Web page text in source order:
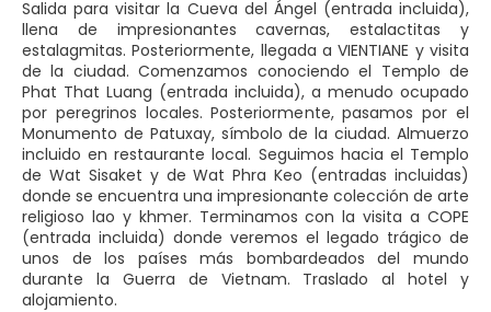
Salida para visitar la Cueva del Ángel (entrada incluida),
llena de impresionantes cavernas, estalactitas y
estalagmitas. Posteriormente, llegada a VIENTIANE y visita
de la ciudad. Comenzamos conociendo el Templo de
Phat That Luang (entrada incluida), a menudo ocupado
por peregrinos locales. Posteriormente, pasamos por el
Monumento de Patuxay, símbolo de la ciudad. Almuerzo
incluido en restaurante local. Seguimos hacia el Templo
de Wat Sisaket y de Wat Phra Keo (entradas incluidas)
donde se encuentra una impresionante colección de arte
religioso lao y khmer. Terminamos con la visita a COPE
(entrada incluida) donde veremos el legado trágico de
unos de los países más bombardeados del mundo
durante la Guerra de Vietnam. Traslado al hotel y
alojamiento.